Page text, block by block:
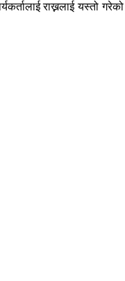
राख्नलाई यस्तो